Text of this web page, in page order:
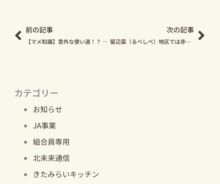
カテゴリー
お知らせ
JA事業
組合員専用
北未来通信
きたみらいキッチン
前の記事
【マメ知識】意外な使い道！？ じゃがいもの皮を使った簡単お掃除術をご紹介します
次の記事
留辺蘂（るべしべ）地区では赤玉ねぎの収穫が最盛期を迎えています！